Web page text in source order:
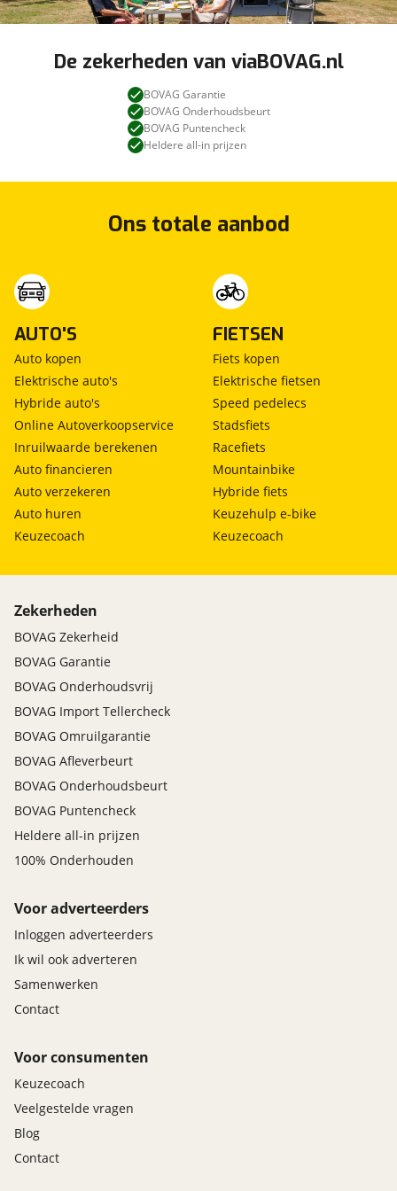
De zekerheden van viaBOVAG.nl
BOVAG Garantie
BOVAG Onderhoudsbeurt
BOVAG Puntencheck
Heldere all-in prijzen
Ons totale aanbod
AUTO'S
Auto kopen
Elektrische auto's
Hybride auto's
Online Autoverkoopservice
Inruilwaarde berekenen
Auto financieren
Auto verzekeren
Auto huren
Keuzecoach
FIETSEN
Fiets kopen
Elektrische fietsen
Speed pedelecs
Stadsfiets
Racefiets
Mountainbike
Hybride fiets
Keuzehulp e-bike
Keuzecoach
Zekerheden
BOVAG Zekerheid
BOVAG Garantie
BOVAG Onderhoudsvrij
BOVAG Import Tellercheck
BOVAG Omruilgarantie
BOVAG Afleverbeurt
BOVAG Onderhoudsbeurt
BOVAG Puntencheck
Heldere all-in prijzen
100% Onderhouden
Voor adverteerders
Inloggen adverteerders
Ik wil ook adverteren
Samenwerken
Contact
Voor consumenten
Keuzecoach
Veelgestelde vragen
Blog
Contact